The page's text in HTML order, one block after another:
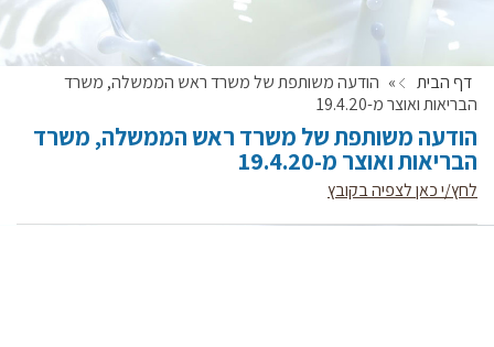
דף הבית » הודעה משותפת של משרד ראש הממשלה, משרד
הבריאות ואוצר מ-19.4.20
הודעה משותפת של משרד ראש הממשלה, משרד
הבריאות ואוצר מ-19.4.20
לחץ/י כאן לצפיה בקובץ